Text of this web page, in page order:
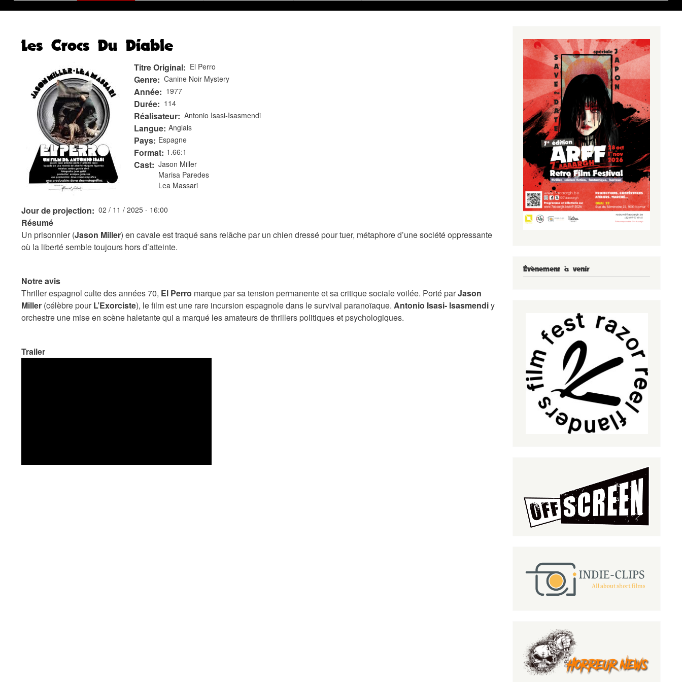
Les Crocs Du Diable
Titre Original El Perro
Genre Canine Noir Mystery
Année 1977
Durée 114
Réalisateur Antonio Isasi-Isasmendi
Langue Anglais
Pays Espagne
Format 1.66:1
Cast
Jason Miller
Marisa Paredes
Lea Massari
Jour de projection 02 / 11 / 2025 - 16:00
Résumé
Un prisonnier (Jason Miller) en cavale est traqué sans relâche par un chien dressé pour tuer, métaphore d’une société oppressante
où la liberté semble toujours hors d’atteinte.
Notre avis
Thriller espagnol culte des années 70, El Perro marque par sa tension permanente et sa critique sociale voilée. Porté parJason
Miller (célèbre pourL’Exorciste), le film est une rare incursion espagnole dans le survival paranoïaque. Antonio Isasi- Isasmendiy
orchestre une mise en scène haletante qui a marqué les amateurs de thrillers politiques et psychologiques.
Trailer
Évènement à venir